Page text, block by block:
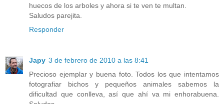
huecos de los arboles y ahora si te ven te multan.
Saludos parejita.
Responder
Japy 3 de febrero de 2010 a las 8:41
Precioso ejemplar y buena foto. Todos los que intentamos
fotografiar bichos y pequeños animales sabemos la
dificultad que conlleva, así que ahí va mi enhorabuena.